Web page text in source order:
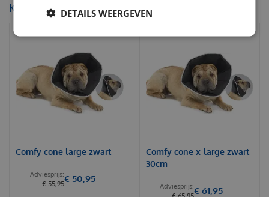
KIJK OOK EENS NAAR:
Comfy cone large zwart
€ 55,95€ 50,95
Comfy cone x-large zwart
30cm
€ 61,95
DETAILS WEERGEVEN